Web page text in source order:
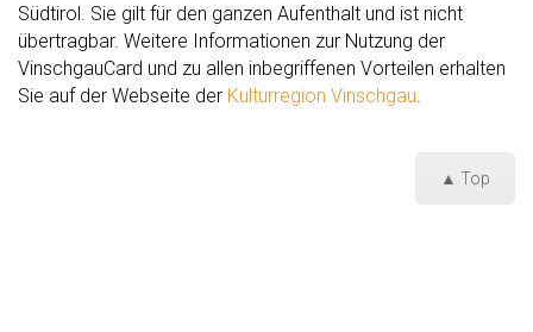
Südtirol. Sie gilt für den ganzen Aufenthalt und ist nicht
übertragbar. Weitere Informationen zur Nutzung der
VinschgauCard und zu allen inbegriffenen Vorteilen erhalten
Sie auf der Webseite der Kulturregion Vinschgau
▲ Top